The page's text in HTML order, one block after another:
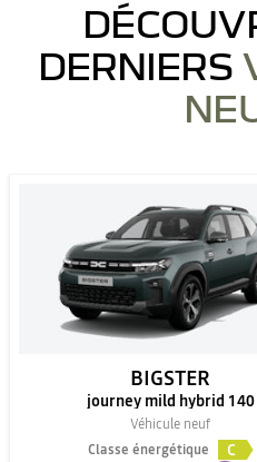
DERNIERS
BIGSTER
journey mild hybrid 140
Véhicule neuf
Classe énergétique
C